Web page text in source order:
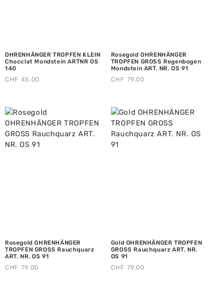
OHRENHÄNGER TROPFEN KLEIN
Chocclat Mondstein ARTNR OS
140
CHF 45.00
Rosegold OHRENHÄNGER
TROPFEN GROSS Regenbogen
Mondstein ART. NR. OS 91
CHF 79.00
Rosegold OHRENHÄNGER
TROPFEN GROSS Rauchquarz
ART. NR. OS 91
CHF 79.00
Gold OHRENHÄNGER TROPFEN
GROSS Rauchquarz ART. NR.
OS 91
CHF 79.00